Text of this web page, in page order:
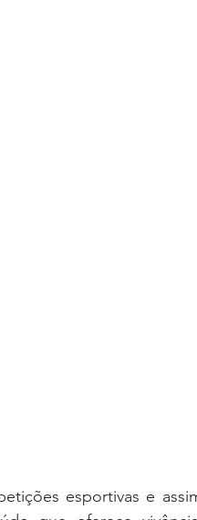
esportivas e